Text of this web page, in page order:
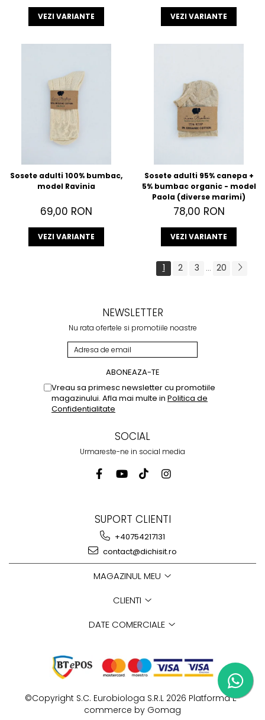
VEZI VARIANTE VEZI VARIANTE
Sosete adulti 100% bumbac,
model Ravinia
69,00 RON
VEZI VARIANTE
Sosete adulti 95% canepa +
5% bumbac organic - model
Paola (diverse marimi)
78,00 RON
VEZI VARIANTE
1 2 3 ... 20
NEWSLETTER
Nu rata ofertele si promotiile noastre
Vreau sa primesc newsletter cu promotiile
magazinului. Afla mai multe in Politica de
Confidentialitate
SOCIAL
Urmareste-ne in social media
SUPORT CLIENTI
+40754217131
contact@dichisit.ro
MAGAZINUL MEU
CLIENTI
DATE COMERCIALE
©Copyright S.C. Eurobiologa S.R.L 2026 Platforma E-
commerce by Gomag